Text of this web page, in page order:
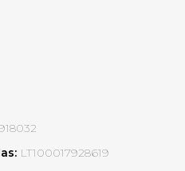
LT100017928619